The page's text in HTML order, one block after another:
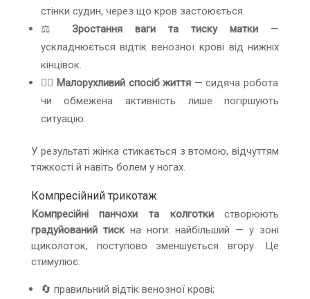
стінки судин, через що кров застоюється.
⚖️ Зростання ваги та тиску матки —
ускладнюється відтік венозної крові від нижніх
кінцівок.
🚶‍♀️ Малорухливий спосіб життя — сидяча робота
чи обмежена активність лише погіршують
ситуацію.
У результаті жінка стикається з втомою, відчуттям
тяжкості й навіть болем у ногах.
Компресійний трикотаж
Компресійні панчохи та колготкистворюють
градуйований тискна ноги: найбільший — у зоні
щиколоток, поступово зменшується вгору. Це
стимулює:
🔄 правильний відтік венозної крові;